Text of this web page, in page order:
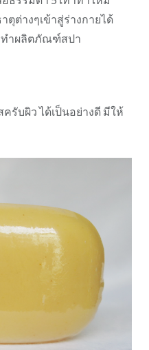
ต่างๆเข้าสู่ร่างกายได้
ทำผลิตภัณฑ์สปา
รับผิว ได้เป็นอย่างดี มีให้